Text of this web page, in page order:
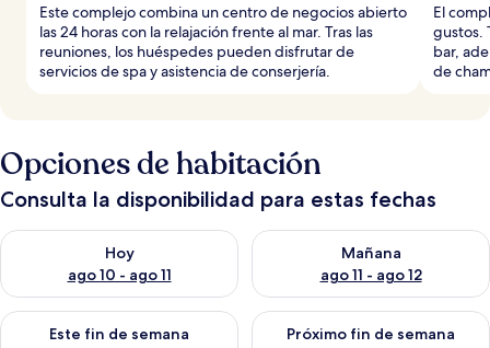
Este complejo combina un centro de negocios abierto
las 24 horas con la relajación frente al mar. Tras las
reuniones, los huéspedes pueden disfrutar de
servicios de spa y asistencia de conserjería.
El
gustos.
bar,
de
Opciones de habitación
Consulta la disponibilidad para estas fechas
Hoy
ago 10 - ago 11
Consulta la disponibilidad para hoy ago 10 - ago 11
Mañana
ago 11 - ago 12
Consulta la disponibilidad
Este fin de semana
Consulta la disponibilidad para este fin de semana ago 14 -
Próximo fin de semana
Consulta la disponibilidad